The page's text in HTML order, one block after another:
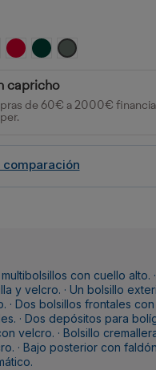
ROJO VERDE BOTELLA
PLOMO
capricho
de 60€ a 2000€
comparación
con cuello alto.
y velcro. · Un bolsillo
· Dos bolsillos frontales
· Dos depósitos para
velcro. · Bolsillo
· Bajo posterior con